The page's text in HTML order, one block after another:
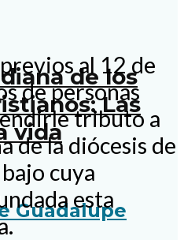
de los
Las
vida
al 12 de
de personas
tributo a
de la diócesis de
cuya
esta